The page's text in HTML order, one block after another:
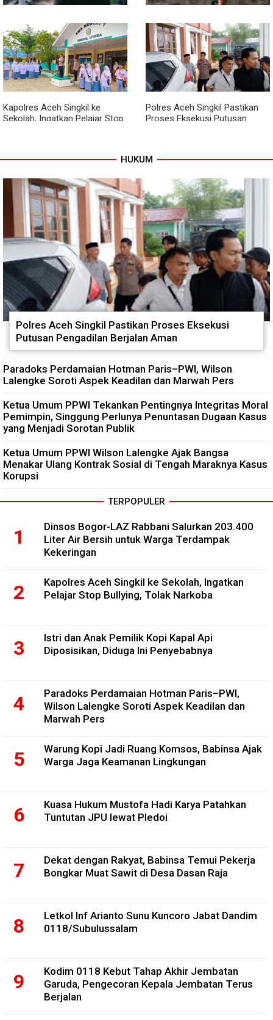
Babinsa dan Bhabinkamtibmas
Kompak Gaungkan Gerakan
Kibarkan Merah Putih
Kodim 0118 Kebut Tahap Akhir
Jembatan Garuda, Pengecoran
Kepala Jembatan Terus
Berjalan
Kapolres Aceh Singkil ke
Sekolah, Ingatkan Pelajar Stop
Polres Aceh Singkil Pastikan
Proses Eksekusi Putusan
HUKUM
Polres Aceh Singkil Pastikan Proses Eksekusi
Putusan Pengadilan Berjalan Aman
Paradoks Perdamaian Hotman Paris–PWI, Wilson
Lalengke Soroti Aspek Keadilan dan Marwah Pers
Ketua Umum PPWI Tekankan Pentingnya Integritas Moral
Pemimpin, Singgung Perlunya Penuntasan Dugaan Kasus
yang Menjadi Sorotan Publik
Ketua Umum PPWI Wilson Lalengke Ajak Bangsa
Menakar Ulang Kontrak Sosial di Tengah Maraknya Kasus
Korupsi
TERPOPULER
Dinsos Bogor-LAZ Rabbani Salurkan 203.400
Liter Air Bersih untuk Warga Terdampak
Kekeringan
Kapolres Aceh Singkil ke Sekolah, Ingatkan
Pelajar Stop Bullying, Tolak Narkoba
Istri dan Anak Pemilik Kopi Kapal Api
Diposisikan, Diduga Ini Penyebabnya
Paradoks Perdamaian Hotman Paris–PWI,
Wilson Lalengke Soroti Aspek Keadilan dan
Marwah Pers
Warung Kopi Jadi Ruang Komsos, Babinsa Ajak
Warga Jaga Keamanan Lingkungan
Kuasa Hukum Mustofa Hadi Karya Patahkan
Tuntutan JPU lewat Pledoi
Dekat dengan Rakyat, Babinsa Temui Pekerja
Bongkar Muat Sawit di Desa Dasan Raja
Letkol Inf Arianto Sunu Kuncoro Jabat Dandim
0118/Subulussalam
Kodim 0118 Kebut Tahap Akhir Jembatan
Garuda, Pengecoran Kepala Jembatan Terus
Berjalan